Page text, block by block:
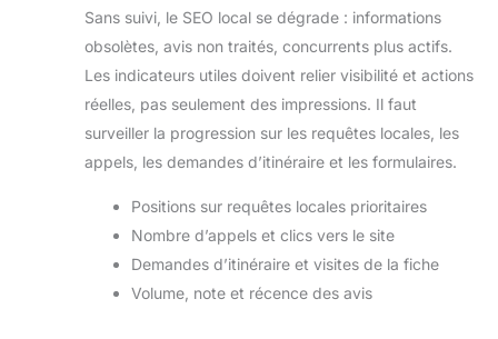
Sans suivi, le SEO local se dégrade : informations
obsolètes, avis non traités, concurrents plus actifs.
Les indicateurs utiles doivent relier visibilité et actions
réelles, pas seulement des impressions. Il faut
surveiller la progression sur les requêtes locales, les
appels, les demandes d’itinéraire et les formulaires.
Positions sur requêtes locales prioritaires
Nombre d’appels et clics vers le site
Demandes d’itinéraire et visites de la fiche
Volume, note et récence des avis